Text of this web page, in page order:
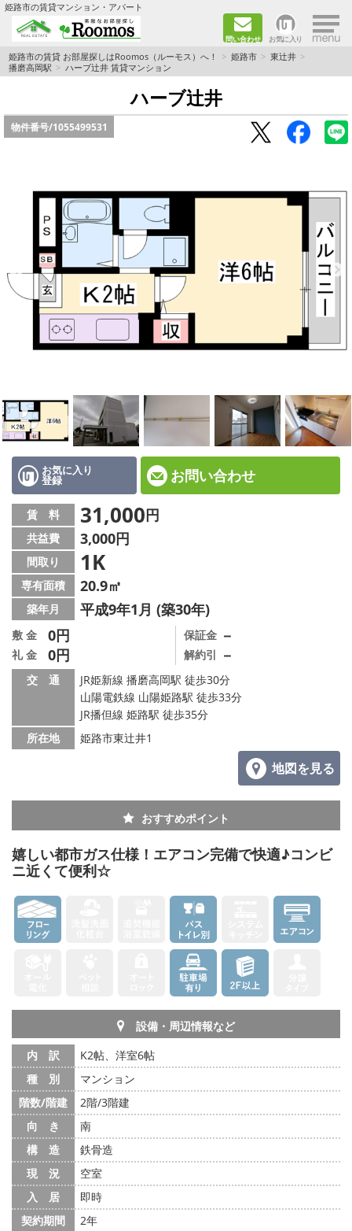
姫路市の賃貸マンション・アパート
問い合わせ お気に入り ×
TOPページ
ファミリー向けの部屋を探す
一人暮らし向けの部屋を探す
カップル向けの部屋を探す
敷金礼金0円の部屋を探す
都市ガス&オール電化の部屋を探す
ネット無料の部屋を探す
☆インターネット無料物件☆
☆敷金·礼金0円物件☆
路線·駅から探す
地域から探す
地図から探す
スタッフ紹介
スタッフ募集中
店舗情報·アクセス
メールでお問い合わせ
姫路市の賃貸 お部屋探しはRoomos（ルーモス）へ！ 姫路市
東辻井
播磨高岡駅
ハーブ辻井 賃貸マンション
ハーブ辻井
物件番号/1055499531
お気に入り
登録 お問い合わせ
賃 料 31,000円
共益費 3,000円
間取り 1K
専有面積 20.9㎡
築年月 平成9年1月 (築30年)
敷 金 0円
礼 金 0円
保証金 －
解約引 －
交 通
JR姫新線 播磨高岡駅 徒歩30分
山陽電鉄線 山陽姫路駅 徒歩33分
JR播但線 姫路駅 徒歩35分
所在地
姫路市東辻井1
地図を見る
おすすめポイント
嬉しい都市ガス仕様！エアコン完備で快適♪コンビ
ニ近くて便利☆
設備・周辺情報など
内 訳
K2帖、洋室6帖
種 別
マンション
階数/階建
2階/3階建
向 き
南
構 造
鉄骨造
現 況
空室
入 居
即時
契約期間
2年